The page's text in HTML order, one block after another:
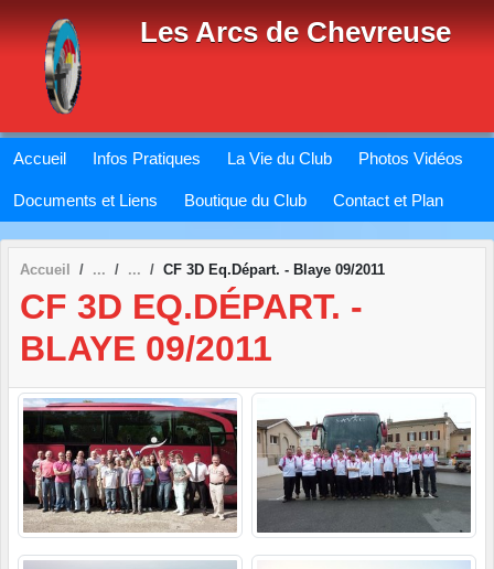
Les Arcs de Chevreuse
Accueil Infos Pratiques La Vie du Club Photos Vidéos
Documents et Liens Boutique du Club Contact et Plan
Accueil CF 3D Eq.Départ. - Blaye 09/2011
CF 3D EQ.DÉPART. -
BLAYE 09/2011